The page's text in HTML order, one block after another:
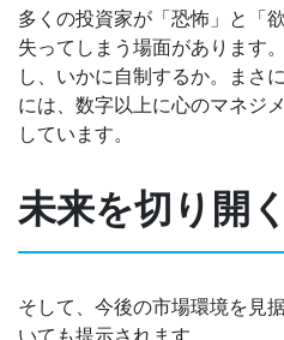
多くの投資家が「恐怖」と「
失ってしまう場面があります
し、いかに自制するか。まさ
には、数字以上に心のマネジ
しています。
未来を切り開
そして、今後の市場環境を見